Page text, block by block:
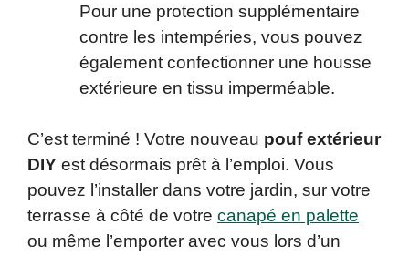
Pour une protection supplémentaire
contre les intempéries, vous pouvez
également confectionner une housse
extérieure en tissu imperméable.
C’est terminé ! Votre nouveau pouf extérieur
DIY est désormais prêt à l’emploi. Vous
pouvez l’installer dans votre jardin, sur votre
terrasse à côté de votre canapé en palette
ou même l’emporter avec vous lors d’un